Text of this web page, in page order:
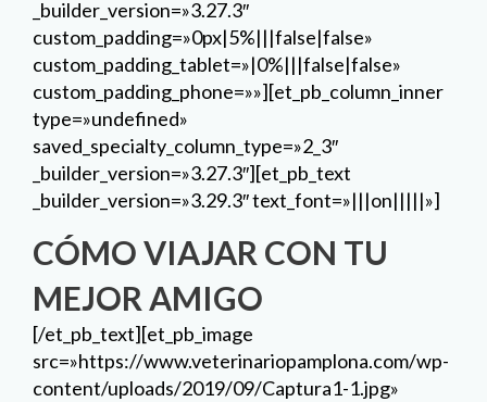
_builder_version=»3.27.3″
custom_padding=»0px|5%|||false|false»
custom_padding_tablet=»|0%|||false|false»
custom_padding_phone=»»][et_pb_column_inner
type=»undefined»
saved_specialty_column_type=»2_3″
_builder_version=»3.27.3″][et_pb_text
_builder_version=»3.29.3″ text_font=»|||on|||||»]
CÓMO VIAJAR CON TU
MEJOR AMIGO
[/et_pb_text][et_pb_image
src=»https://www.veterinariopamplona.com/wp-
content/uploads/2019/09/Captura1-1.jpg»